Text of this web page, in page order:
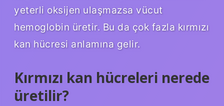
yeterli oksijen ulaşmazsa vücut
hemoglobin üretir. Bu da çok fazla kırmızı
kan hücresi anlamına gelir.
Kırmızı kan hücreleri nerede
üretilir?